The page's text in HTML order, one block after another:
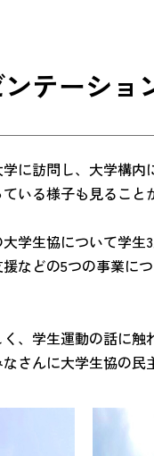
テーショ
に訪問し、大学構
いる様子も見ること
学生協について学
などの5つの事業に
、学生運動の話に
さんに大学生協の